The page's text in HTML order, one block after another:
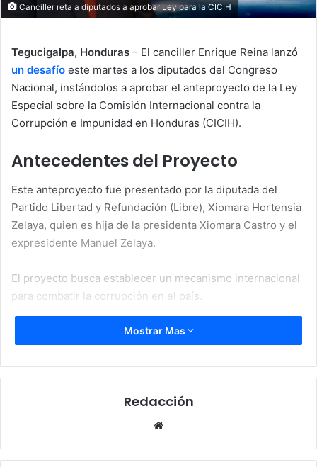
Canciller reta a diputados a aprobar Ley para la CICIH
Tegucigalpa, Honduras – El canciller Enrique Reina lanzó
un desafío este martes a los diputados del Congreso
Nacional, instándolos a aprobar el anteproyecto de la Ley
Especial sobre la Comisión Internacional contra la
Corrupción e Impunidad en Honduras (CICIH).
Antecedentes del Proyecto
Este anteproyecto fue presentado por la diputada del
Partido Libertad y Refundación (Libre), Xiomara Hortensia
Zelaya, quien es hija de la presidenta Xiomara Castro y el
expresidente Manuel Zelaya.
El proyecto busca establecer un mecanismo internacional
para combatir la corrupción en el país.
Canciller tacha informe del
Departamento de Estado como “unilateral”
que la aprobación de este proyecto por parte del
Congreso Nacional allanará el camino para la instalación
Mostrar Mas
Redacción